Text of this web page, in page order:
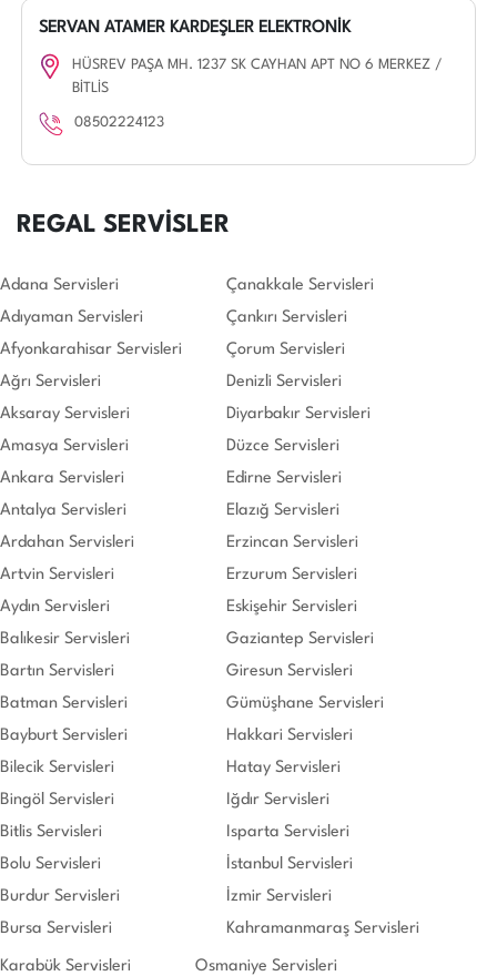
SERVAN ATAMER KARDEŞLER ELEKTRONİK
HÜSREV PAŞA MH. 1237 SK CAYHAN APT NO 6 MERKEZ /
BİTLİS
08502224123
REGAL SERVİSLER
Adana Servisleri
Adıyaman Servisleri
Afyonkarahisar Servisleri
Ağrı Servisleri
Aksaray Servisleri
Amasya Servisleri
Ankara Servisleri
Antalya Servisleri
Ardahan Servisleri
Artvin Servisleri
Aydın Servisleri
Balıkesir Servisleri
Bartın Servisleri
Batman Servisleri
Bayburt Servisleri
Bilecik Servisleri
Bingöl Servisleri
Bitlis Servisleri
Bolu Servisleri
Burdur Servisleri
Bursa Servisleri
Çanakkale Servisleri
Çankırı Servisleri
Çorum Servisleri
Denizli Servisleri
Diyarbakır Servisleri
Düzce Servisleri
Edirne Servisleri
Elazığ Servisleri
Erzincan Servisleri
Erzurum Servisleri
Eskişehir Servisleri
Gaziantep Servisleri
Giresun Servisleri
Gümüşhane Servisleri
Hakkari Servisleri
Hatay Servisleri
Iğdır Servisleri
Isparta Servisleri
İstanbul Servisleri
İzmir Servisleri
Kahramanmaraş Servisleri
Karabük Servisleri
Osmaniye Servisleri